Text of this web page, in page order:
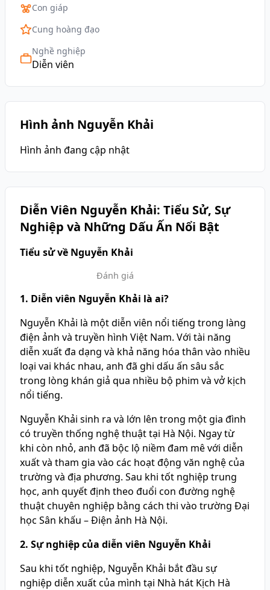
Con giáp
Cung hoàng đạo
Nghề nghiệp
Diễn viên
Hình ảnh Nguyễn Khải
Hình ảnh đang cập nhật
Diễn Viên Nguyễn Khải: Tiểu Sử, Sự
Nghiệp và Những Dấu Ấn Nổi Bật
Tiểu sử về Nguyễn Khải
Đánh giá
1. Diễn viên Nguyễn Khải là ai?
Nguyễn Khải là một diễn viên nổi tiếng trong làng
điện ảnh và truyền hình Việt Nam. Với tài năng
diễn xuất đa dạng và khả năng hóa thân vào nhiều
loại vai khác nhau, anh đã ghi dấu ấn sâu sắc
trong lòng khán giả qua nhiều bộ phim và vở kịch
nổi tiếng.
Nguyễn Khải sinh ra và lớn lên trong một gia đình
có truyền thống nghệ thuật tại Hà Nội. Ngay từ
khi còn nhỏ, anh đã bộc lộ niềm đam mê với diễn
xuất và tham gia vào các hoạt động văn nghệ của
trường và địa phương. Sau khi tốt nghiệp trung
học, anh quyết định theo đuổi con đường nghệ
thuật chuyên nghiệp bằng cách thi vào trường Đại
học Sân khấu – Điện ảnh Hà Nội.
2. Sự nghiệp của diễn viên Nguyễn Khải
Sau khi tốt nghiệp, Nguyễn Khải bắt đầu sự
nghiệp diễn xuất của mình tại Nhà hát Kịch Hà